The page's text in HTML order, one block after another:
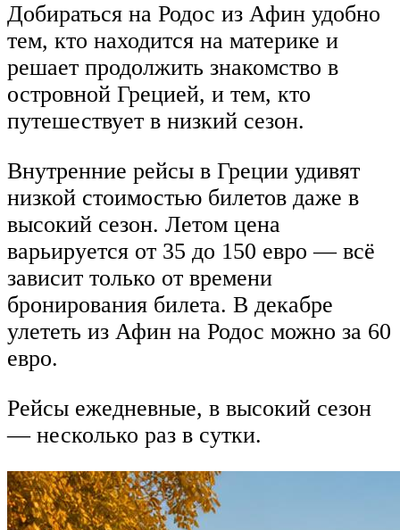
Добираться на Родос из Афин удобно
тем, кто находится на материке и
решает продолжить знакомство в
островной Грецией, и тем, кто
путешествует в низкий сезон.
Внутренние рейсы в Греции удивят
низкой стоимостью билетов даже в
высокий сезон. Летом цена
варьируется от 35 до 150 евро — всё
зависит только от времени
бронирования билета. В декабре
улететь из Афин на Родос можно за 60
евро.
Рейсы ежедневные, в высокий сезон
— несколько раз в сутки.